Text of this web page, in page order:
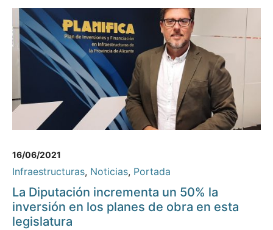
16/06/2021
Infraestructuras, Noticias, Portada
La Diputación incrementa un 50% la
inversión en los planes de obra en esta
legislatura